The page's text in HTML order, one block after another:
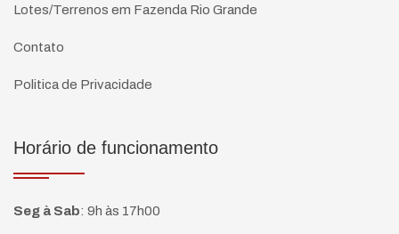
Lotes/Terrenos em Fazenda Rio Grande
Contato
Politica de Privacidade
Horário de funcionamento
Seg à Sab: 9h às 17h00